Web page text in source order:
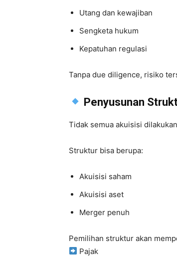
Utang dan kewajiban
Sengketa hukum
Kepatuhan regulasi
Tanpa due diligence, risiko
Penyusunan
Tidak semua akuisisi
Struktur bisa berupa:
Akuisisi saham
Akuisisi aset
Merger penuh
Pemilihan struktur akan
Pajak